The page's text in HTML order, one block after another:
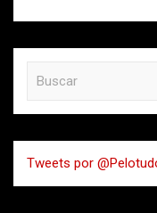
a
r
Tweets por